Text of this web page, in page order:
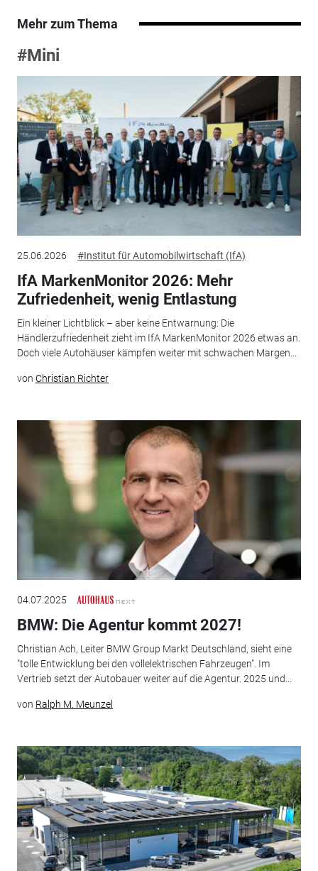
Mehr zum Thema
#Mini
25.06.2026 #Institut für Automobilwirtschaft (IfA)
IfA MarkenMonitor 2026: Mehr
Zufriedenheit, wenig Entlastung
Ein kleiner Lichtblick – aber keine Entwarnung: Die
Händlerzufriedenheit zieht im IfA MarkenMonitor 2026 etwas an.
Doch viele Autohäuser kämpfen weiter mit schwachen Margen...
von Christian Richter
04.07.2025
BMW: Die Agentur kommt 2027!
Christian Ach, Leiter BMW Group Markt Deutschland, sieht eine
"tolle Entwicklung bei den vollelektrischen Fahrzeugen". Im
Vertrieb setzt der Autobauer weiter auf die Agentur. 2025 und...
von Ralph M. Meunzel